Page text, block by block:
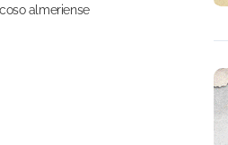
almeriense